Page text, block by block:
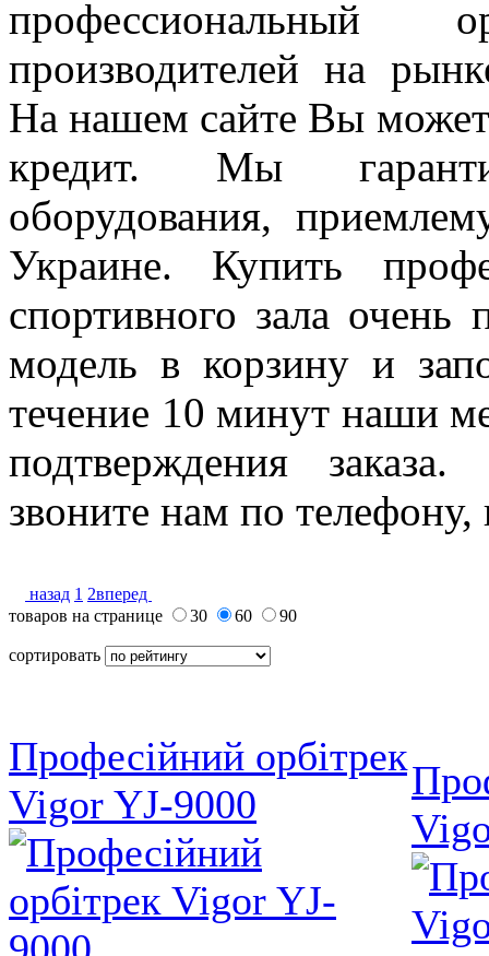
профессиональный
производителей на
На нашем сайте Вы
кредит. Мы
оборудования,
Украине. Купить
спортивного зала
модель в корзину и
течение 10 минут наши
подтверждения
звоните нам по телефону,
назад 1 2вперед
товаров на странице
30 60 90
сортировать
Професійний орбітрек
Vigor YJ-9000